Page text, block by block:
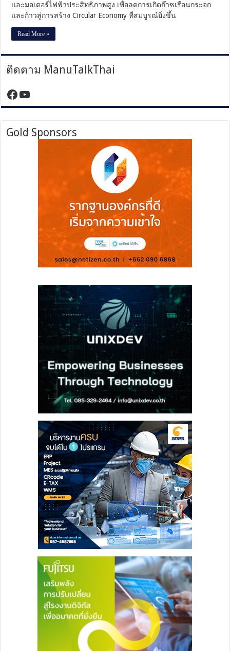
และมอเตอร์ไฟฟ้าประสิทธิภาพสูง เพื่อลดการเกิดก๊าซเรือนกระจก
และก้าวสู่การสร้าง Circular Economy ที่สมบูรณ์ยิ่งขึ้น
Read More »
ติดตาม ManuTalkThai
https://www.facebook.com/
YouTube
Gold Sponsors